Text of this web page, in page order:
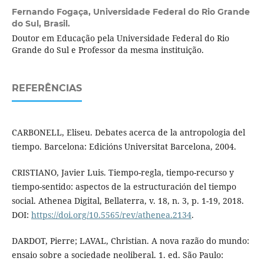
Fernando Fogaça, Universidade Federal do Rio Grande
do Sul, Brasil.
Doutor em Educação pela Universidade Federal do Rio
Grande do Sul e Professor da mesma instituição.
REFERÊNCIAS
CARBONELL, Eliseu. Debates acerca de la antropologia del
tiempo. Barcelona: Edicións Universitat Barcelona, 2004.
CRISTIANO, Javier Luis. Tiempo-regla, tiempo-recurso y
tiempo-sentido: aspectos de la estructuración del tiempo
social. Athenea Digital, Bellaterra, v. 18, n. 3, p. 1-19, 2018.
DOI: https://doi.org/10.5565/rev/athenea.2134.
DARDOT, Pierre; LAVAL, Christian. A nova razão do mundo:
ensaio sobre a sociedade neoliberal. 1. ed. São Paulo: